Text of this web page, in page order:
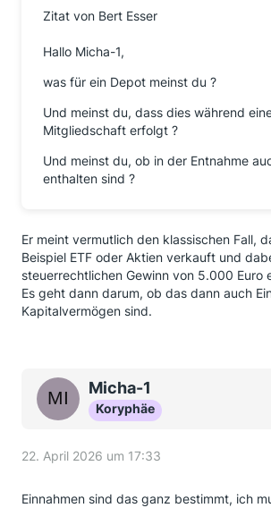
Zitat von Bert Esser
Hallo Micha-1,
was für ein Depot meinst du ?
Und meinst du, dass dies während
Mitgliedschaft erfolgt ?
Und meinst du, ob in der Entnahme
enthalten sind ?
Er meint vermutlich den klassischen Fall,
Beispiel ETF oder Aktien verkauft und
steuerrechtlichen Gewinn von 5.000 Euro
Es geht dann darum, ob das dann auch
Kapitalvermögen sind.
Micha-1
Koryphäe
22. April 2026 um 17:33
Einnahmen sind das ganz bestimmt, ich